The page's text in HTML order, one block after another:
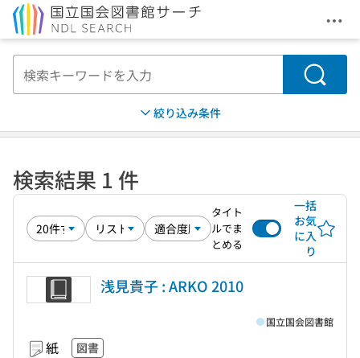
メ
検索
絞り込み条件
検索結果 1 件
タイト
ルでま
とめる
一括
お気
に入
り
浅見貴子 : ARKO 2010
紙 図書
国立国会図書館